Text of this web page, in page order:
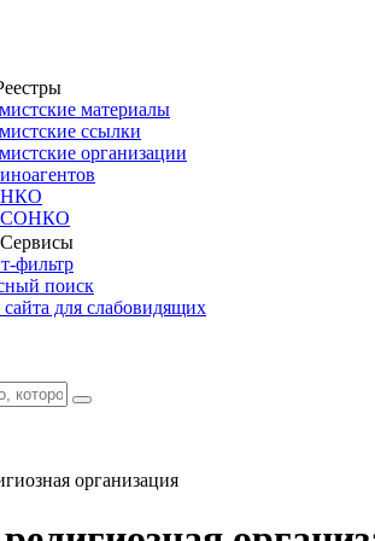
материалы
ссылки
организации
НКО
СОНКО
Cервисы
фильтр
поиск
для слабовидящих
организация